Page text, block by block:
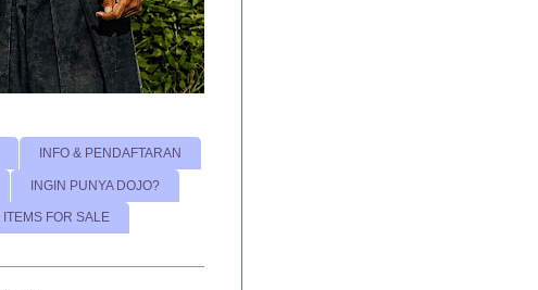
INFO & PENDAFTARAN
INGIN PUNYA DOJO?
ITEMS FOR SALE